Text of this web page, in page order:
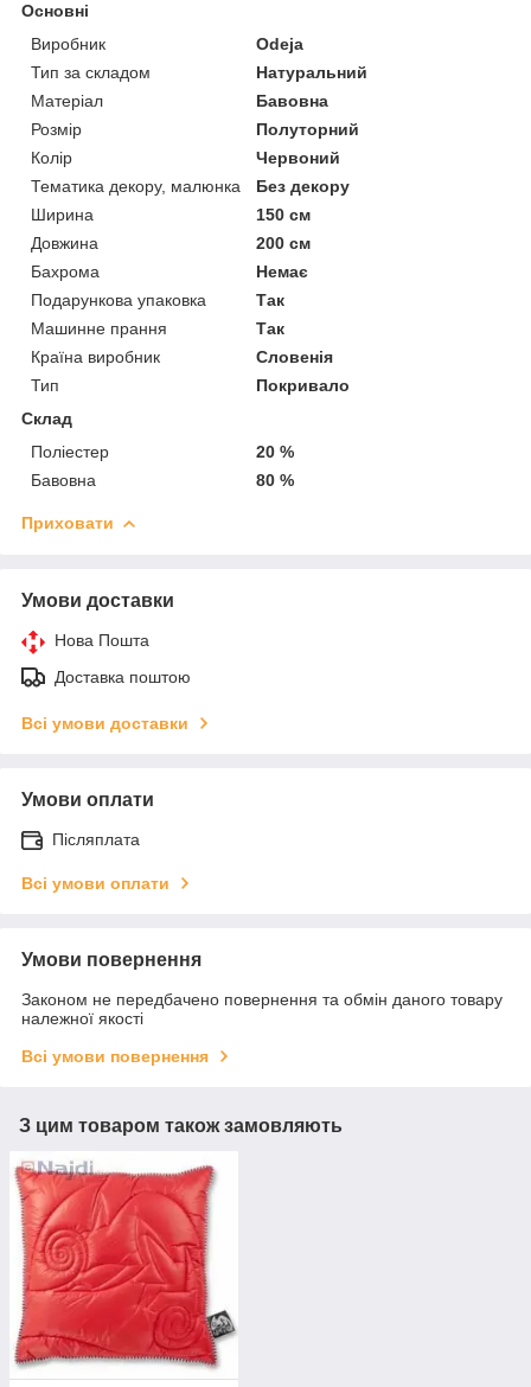
Основні
Виробник
Odeja
Тип за складом
Натуральний
Матеріал
Бавовна
Розмір
Полуторний
Колір
Червоний
Тематика декору, малюнка
Без декору
Ширина
150 см
Довжина
200 см
Бахрома
Немає
Подарункова упаковка
Так
Машинне прання
Так
Країна виробник
Словенія
Тип
Покривало
Склад
Поліестер
20 %
Бавовна
80 %
Приховати
Умови доставки
Нова Пошта
Доставка поштою
Всі умови доставки
Умови оплати
Післяплата
Всі умови оплати
Умови повернення
Законом не передбачено повернення та обмін даного товару
належної якості
Всі умови повернення
З цим товаром також замовляють